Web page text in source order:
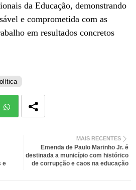
da Educação, demonstrando
e comprometida com as
em resultados concretos
MAIS RECENTES
Emenda de Paulo Marinho Jr. é
destinada a município com histórico
de corrupção e caos na educação
e